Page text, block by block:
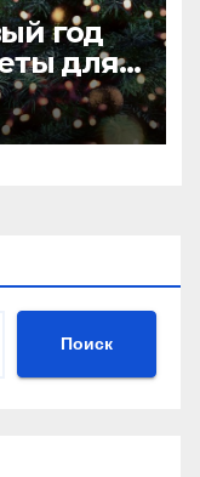
год
для
Поиск